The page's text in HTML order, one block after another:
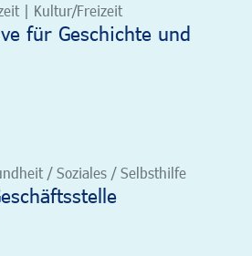
| Kultur/Freizeit
für Geschichte und
/ Soziales / Selbsthilfe